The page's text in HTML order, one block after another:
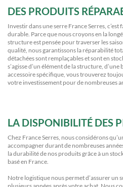
DES PRODUITS
Investir dans une serre France Serres,
durable. Parce que nous croyons en la
structure est pensée pour traverser les
qualité, nous garantissons la réparabilité
détachées sont remplaçables et sont en
s’agisse d’un élément de la structure,
accessoire spécifique, vous trouverez
votre investissement pour de nombreuses
LA DISPONIBILITÉ DES
Chez France Serres, nous considérons
accompagner durant de nombreuses
la durabilité de nos produits grâce à un
basé en France.
Notre logistique nous permet d’assurer un